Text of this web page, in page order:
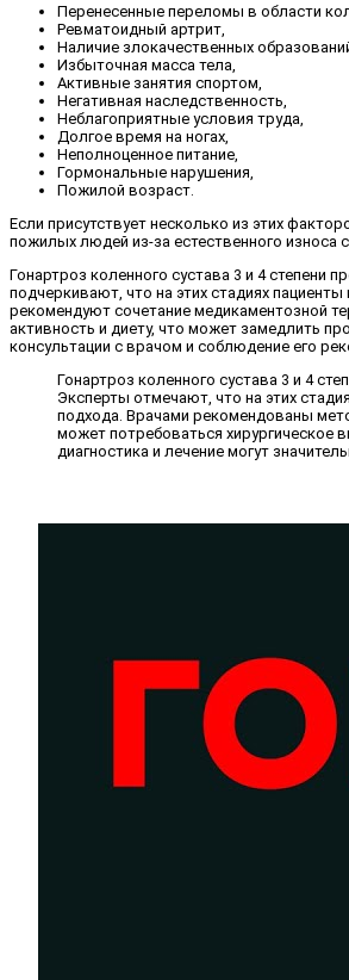
Перенесенные переломы в области
Ревматоидный артрит,
Наличие злокачественных
Избыточная масса тела,
Активные занятия спортом,
Негативная наследственность,
Неблагоприятные условия труда,
Долгое время на ногах,
Неполноценное питание,
Гормональные нарушения,
Пожилой возраст.
Если присутствует несколько из этих
пожилых людей из-за естественного износа
Гонартроз коленного сустава 3 и 4 степени
подчеркивают, что на этих стадиях
рекомендуют сочетание медикаментозной
активность и диету, что может замедлить
консультации с врачом и соблюдение его
Гонартроз коленного сустава 3 и 4
Эксперты отмечают, что на этих
подхода. Врачами рекомендованы
может потребоваться хирургическое
диагностика и лечение могут